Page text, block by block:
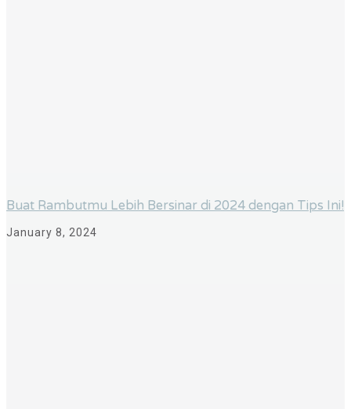
Buat Rambutmu Lebih Bersinar di 2024 dengan Tips Ini!
January 8, 2024